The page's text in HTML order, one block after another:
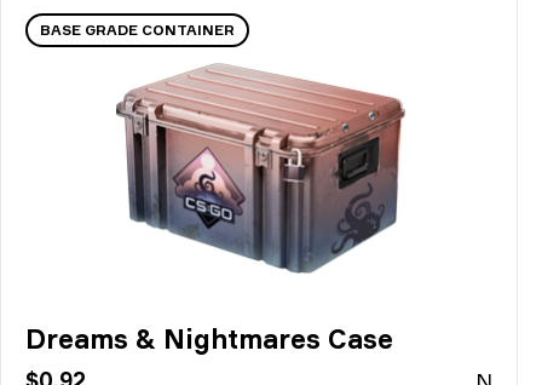
BASE GRADE CONTAINER
Dreams & Nightmares Case